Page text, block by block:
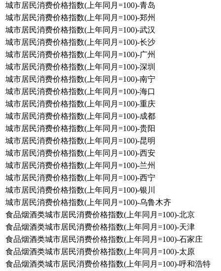
城市居民消费价格指数(上年同月=100)-青岛
城市居民消费价格指数(上年同月=100)-郑州
城市居民消费价格指数(上年同月=100)-武汉
城市居民消费价格指数(上年同月=100)-长沙
城市居民消费价格指数(上年同月=100)-广州
城市居民消费价格指数(上年同月=100)-深圳
城市居民消费价格指数(上年同月=100)-南宁
城市居民消费价格指数(上年同月=100)-海口
城市居民消费价格指数(上年同月=100)-重庆
城市居民消费价格指数(上年同月=100)-成都
城市居民消费价格指数(上年同月=100)-贵阳
城市居民消费价格指数(上年同月=100)-昆明
城市居民消费价格指数(上年同月=100)-西安
城市居民消费价格指数(上年同月=100)-兰州
城市居民消费价格指数(上年同月=100)-西宁
城市居民消费价格指数(上年同月=100)-银川
城市居民消费价格指数(上年同月=100)-乌鲁木齐
食品烟酒类城市居民消费价格指数(上年同月=100)-北京
食品烟酒类城市居民消费价格指数(上年同月=100)-天津
食品烟酒类城市居民消费价格指数(上年同月=100)-石家庄
食品烟酒类城市居民消费价格指数(上年同月=100)-太原
食品烟酒类城市居民消费价格指数(上年同月=100)-呼和浩特